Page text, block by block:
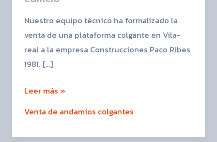
Nuestro equipo técnico ha formalizado la
venta de una plataforma colgante en Vila-
real a la empresa Construcciones Paco Ribes
1981. […]
Leer más »
Venta de andamios colgantes